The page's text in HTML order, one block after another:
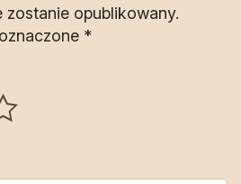
zostanie opublikowany.
*